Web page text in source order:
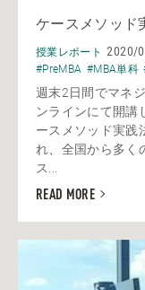
ケースメソッド
授業レポート 2020/
#PreMBA #MBA単科
週末2日間でマネ
ンラインにて開講
ースメソッド実践
れ、全国から多く
ス...
READ MORE